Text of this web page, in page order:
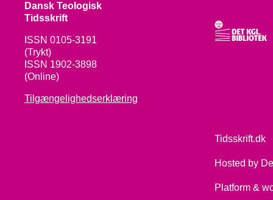
Dansk Teologisk
Tidsskrift
ISSN 0105-3191
(Trykt)
ISSN 1902-3898
(Online)
Tilgængelighedserklæring